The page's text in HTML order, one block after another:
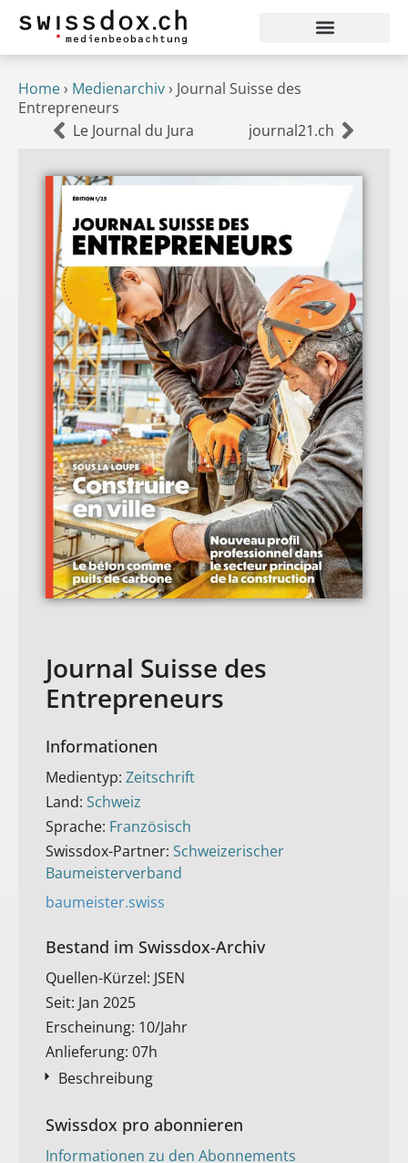
Home› Medienarchiv› Journal Suisse des
Entrepreneurs
Le Journal du Jura
journal21.ch
Journal Suisse des
Entrepreneurs
Informationen
Medientyp: Zeitschrift
Land: Schweiz
Sprache: Französisch
Swissdox-Partner: Schweizerischer
Baumeisterverband
baumeister.swiss
Bestand im Swissdox-Archiv​
Quellen-Kürzel: JSEN
Seit: Jan 2025
Erscheinung: 10/Jahr
Anlieferung: 07h
Beschreibung
Swissdox pro abonnieren
Informationen zu den Abonnements